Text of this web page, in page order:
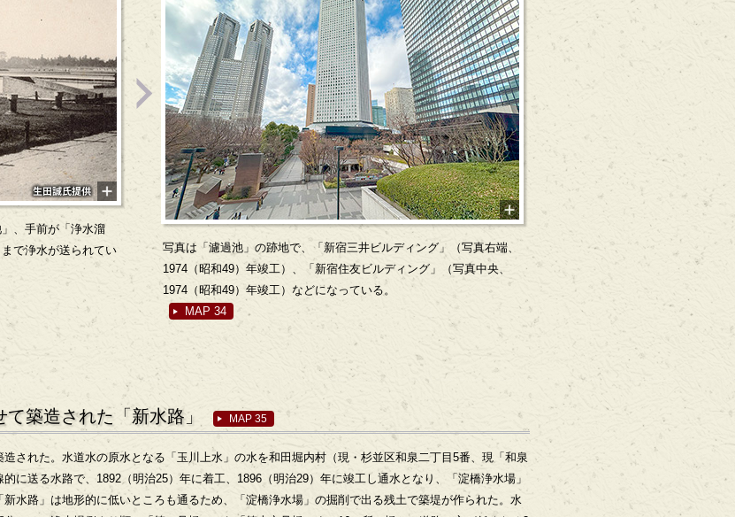
、手前が「浄水溜
で浄水が送られてい
写真は「濾過池」の跡地で、「新宿三井ビルディング」（写真右端、
1974（昭和49）年竣工）、「新宿住友ビルディング」（写真中央、
1974（昭和49）年竣工）などになっている。
MAP 34
て築造された「新水路」 MAP 35
造された。水道水の原水となる「玉川上水」の水を和田堀内村（現・杉並区和泉二丁目5番、現「和泉
に送る水路で、1892（明治25）年に着工、1896（明治29）年に竣工し通水となり、「淀橋浄水場」
水路」は地形的に低いところも通るため、「淀橋浄水場」の掘削で出る残土で築堤が作られた。水